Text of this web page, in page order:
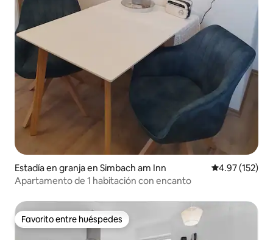
Estadía en granja en Simbach am Inn Calificación
4.97 (152)
Apartamento de 1 habitación con encanto
Favorito entre huéspedes
Favorito entre huéspedes